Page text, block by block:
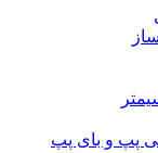
پپ و بای پپ